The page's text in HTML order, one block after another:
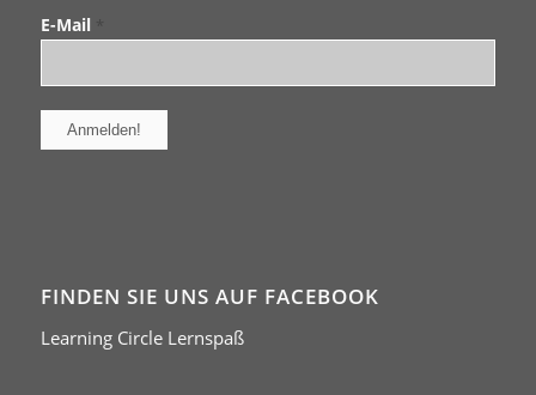
E-Mail
FINDEN SIE UNS AUF FACEBOOK
Learning Circle Lernspaß